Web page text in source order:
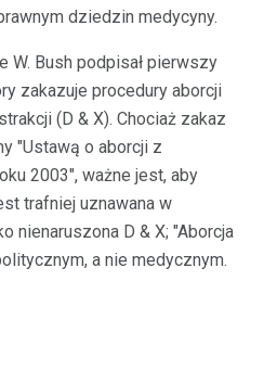
dziedzin medycyny.
W. Bush podpisał pierwszy
zakazuje procedury aborcji
(D & X). Chociaż zakaz
"Ustawą o aborcji z
2003", ważne jest, aby
trafniej uznawana w
nienaruszona D & X; "Aborcja
a nie medycznym.